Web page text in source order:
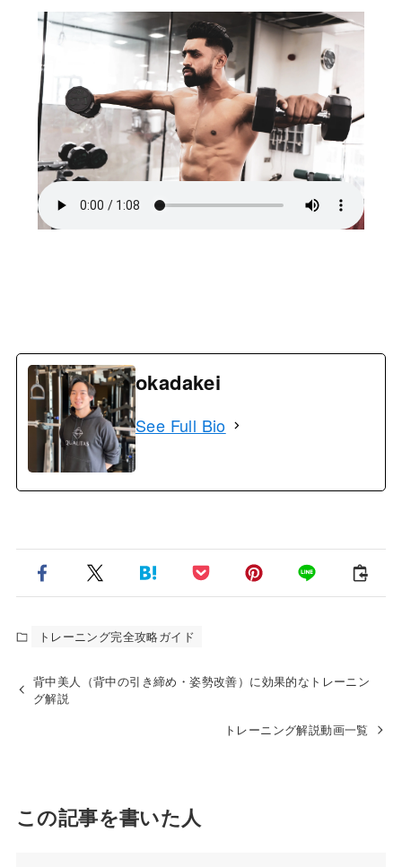
okadakei
See Full Bio
トレーニング完全攻略ガイド
背中美人（背中の引き締め・姿勢改善）に効果的なトレーニン
グ解説
トレーニング解説動画一覧
この記事を書いた人